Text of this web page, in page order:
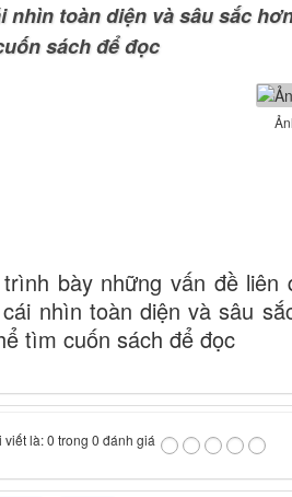
nhìn toàn diện và sâu sắc
sách để đọc
bày những vấn đề
nhìn toàn diện và sâu
tìm cuốn sách để đọc
là: 0 trong 0 đánh giá